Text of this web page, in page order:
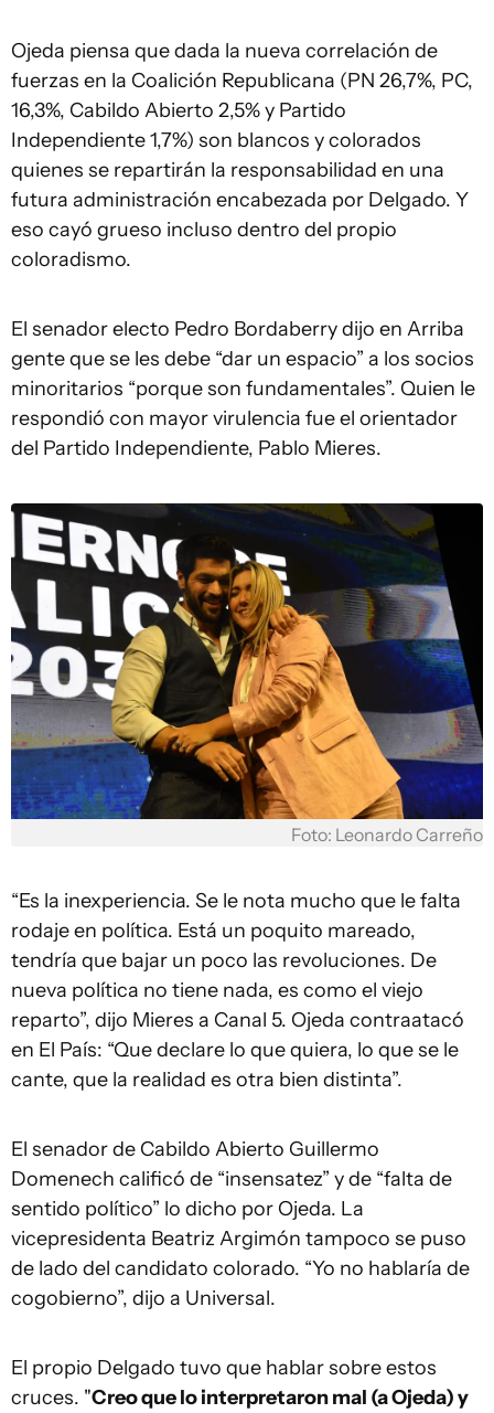
Ojeda piensa que dada la nueva correlación de
fuerzas en la Coalición Republicana (PN 26,7%, PC,
16,3%, Cabildo Abierto 2,5% y Partido
Independiente 1,7%) son blancos y colorados
quienes se repartirán la responsabilidad en una
futura administración encabezada por Delgado. Y
eso cayó grueso incluso dentro del propio
coloradismo.
El senador electo Pedro Bordaberry dijo en Arriba
gente que se les debe “dar un espacio” a los socios
minoritarios “porque son fundamentales”. Quien le
respondió con mayor virulencia fue el orientador
del Partido Independiente, Pablo Mieres.
Foto: Leonardo Carreño
“Es la inexperiencia. Se le nota mucho que le falta
rodaje en política. Está un poquito mareado,
tendría que bajar un poco las revoluciones. De
nueva política no tiene nada, es como el viejo
reparto”, dijo Mieres a Canal 5. Ojeda contraatacó
en El País: “Que declare lo que quiera, lo que se le
cante, que la realidad es otra bien distinta”.
El senador de Cabildo Abierto Guillermo
Domenech calificó de “insensatez” y de “falta de
sentido político” lo dicho por Ojeda. La
vicepresidenta Beatriz Argimón tampoco se puso
de lado del candidato colorado. “Yo no hablaría de
cogobierno”, dijo a Universal.
El propio Delgado tuvo que hablar sobre estos
cruces. "Creo que lo interpretaron mal (a Ojeda) y